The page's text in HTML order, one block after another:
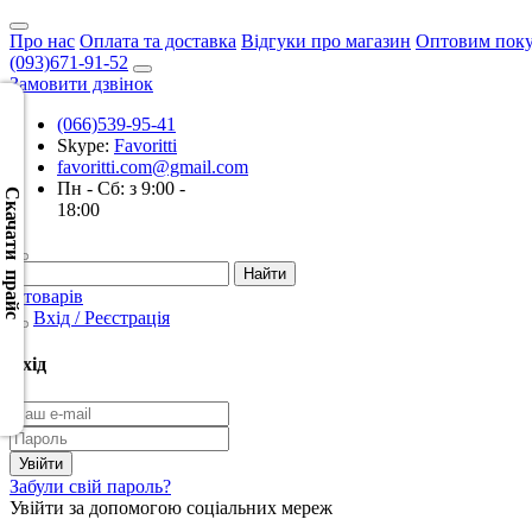
Про нас Оплата та доставка Відгуки про магазин Оптовим
(093)671-91-52
Замовити дзвінок
(066)539-95-41
Skype: Favoritti
favoritti.com@gmail.com
Пн - Сб: з 9:00 -
18:00
0 товарів
Вхід / Реєстрація
Вхід
Забули свій пароль?
Увійти за допомогою соціальних мереж
Скачати прайс
Скачать
XML
(Розн.)
Скачать
XML
(Опт)
Скачать
(Розн.)
Скачать
CSV
(Опт)